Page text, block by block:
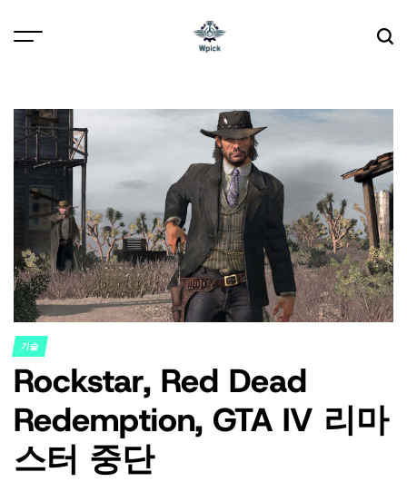
POSTED
IN
기술
Rockstar, Red Dead
Redemption, GTA IV 리마
스터 중단